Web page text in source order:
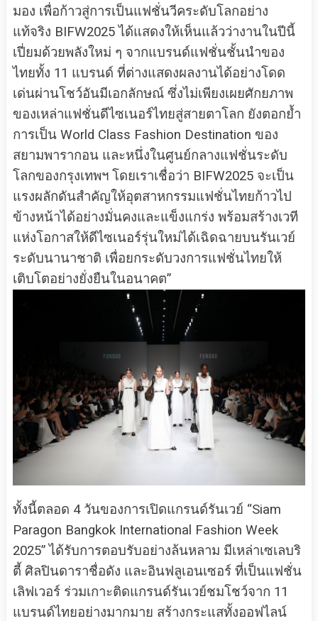
มอง เพื่อก้าวสู่การเป็นแฟชั่นวีคระดับโลกอย่าง
แท้จริง BIFW2025 ได้แสดงให้เห็นแล้วว่างานในปีนี้
เปี่ยมด้วยพลังใหม่ ๆ จากแบรนด์แฟชั่นชั้นนำของ
ไทยทั้ง 11 แบรนด์ ที่ต่างแสดงผลงานได้อย่างโดด
เด่นผ่านโชว์อันมีเอกลักษณ์ ซึ่งไม่เพียงเผยศักยภาพ
ของเหล่าแฟชั่นดีไซเนอร์ไทยสู่สายตาโลก ยังตอกย้ำ
การเป็น World Class Fashion Destination ของ
สยามพารากอน และหนึ่งในศูนย์กลางแฟชั่นระดับ
โลกของกรุงเทพฯ โดยเราเชื่อว่า BIFW2025 จะเป็น
แรงผลักดันสำคัญให้อุตสาหกรรมแฟชั่นไทยก้าวไป
ข้างหน้าได้อย่างมั่นคงและแข็งแกร่ง พร้อมสร้างเวที
แห่งโอกาสให้ดีไซเนอร์รุ่นใหม่ได้เฉิดฉายบนรันเวย์
ระดับนานาชาติ เพื่อยกระดับวงการแฟชั่นไทยให้
เติบโตอย่างยั่งยืนในอนาคต”
ทั้งนี้ตลอด 4 วันของการเปิดแกรนด์รันเวย์ “Siam
Paragon Bangkok International Fashion Week
2025” ได้รับการตอบรับอย่างล้นหลาม มีเหล่าเซเลบริ
ตี้ ศิลปินดาราชื่อดัง และอินฟลูเอนเซอร์ ที่เป็นแฟชั่น
เลิฟเวอร์ ร่วมเกาะติดแกรนด์รันเวย์ชมโชว์จาก 11
แบรนด์ไทยอย่างมากมาย สร้างกระแสทั้งออฟไลน์